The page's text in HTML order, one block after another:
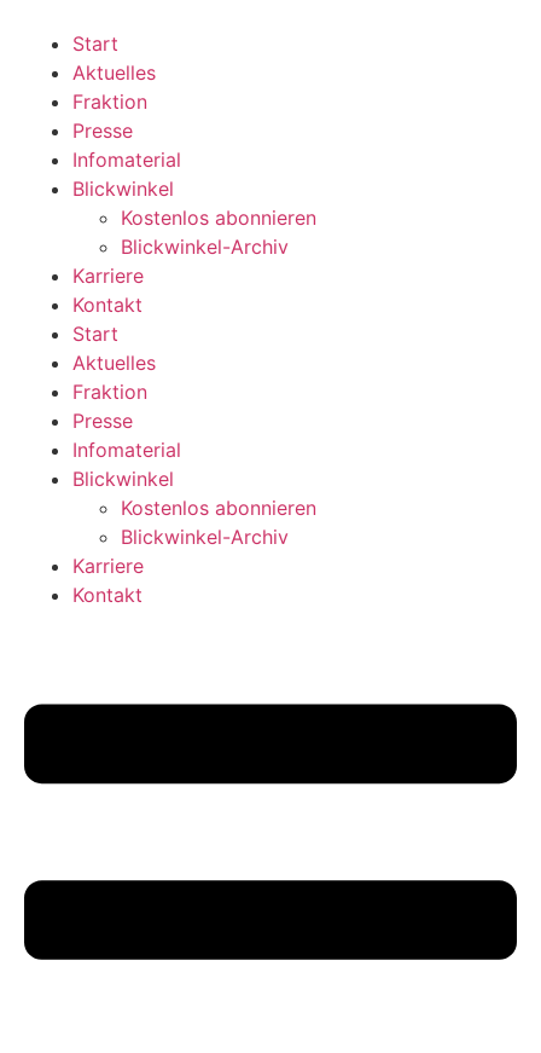
wechseln
Start
Aktuelles
Fraktion
Presse
Infomaterial
Blickwinkel
Kostenlos abonnieren
Blickwinkel-Archiv
Karriere
Kontakt
Start
Aktuelles
Fraktion
Presse
Infomaterial
Blickwinkel
Kostenlos abonnieren
Blickwinkel-Archiv
Karriere
Kontakt